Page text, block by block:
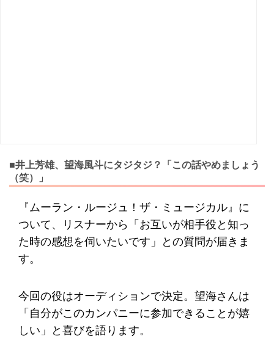
■井上芳雄、望海風斗にタジタジ？「この話やめましょう
（笑）」
『ムーラン・ルージュ！ザ・ミュージカル』に
ついて、リスナーから「お互いが相手役と知っ
た時の感想を伺いたいです」との質問が届きま
す。
今回の役はオーディションで決定。望海さんは
「自分がこのカンパニーに参加できることが嬉
しい」と喜びを語ります。